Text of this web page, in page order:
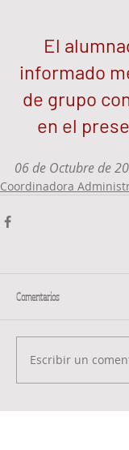
El
informado
de grupo
en el
06 de Octubre de
Coordinadora
Comentarios
Escribir un